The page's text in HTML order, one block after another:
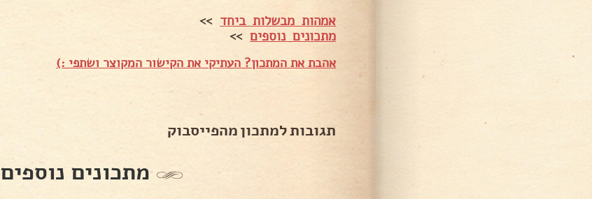
אמהות מבשלות ביחד >>
מתכונים נוספים>>
אהבת את המתכון? העתיקי את הקישור המקוצר ושתפי :)
תגובות למתכון מהפייסבוק
מתכונים נוספים